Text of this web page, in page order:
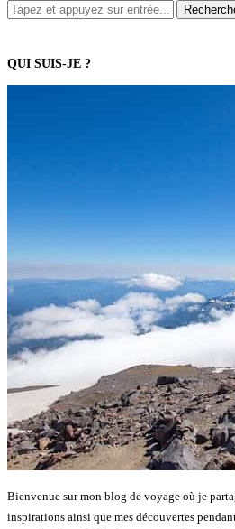
QUI SUIS-JE ?
Bienvenue sur mon blog de voyage où je
inspirations ainsi que mes découvertes